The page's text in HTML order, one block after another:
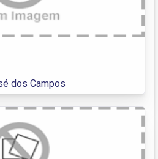
dos Campos